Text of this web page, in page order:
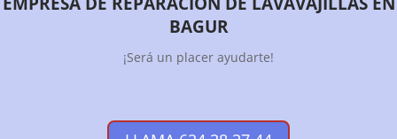
BAGUR
¡Será un placer ayudarte!